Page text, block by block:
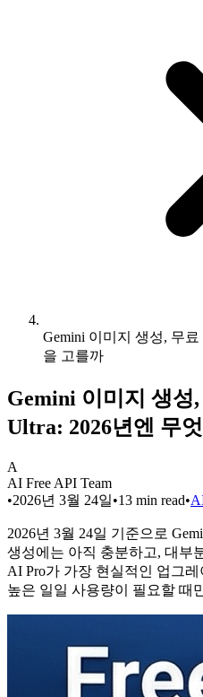
Gemini 이미지 생성, 무료
을 고를까
Gemini 이미지 생성
Ultra: 2026년엔 무
A
AI Free API Team
•2026년 3월 24일•13 min read•
2026년 3월 24일 기준으로
생성에는 아직 충분하고, 대부
AI Pro가 가장 현실적인 업그
높은 일일 사용량이 필요할 때